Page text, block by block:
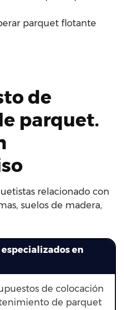
parquet flotante
de
parquet.
relacionado con
suelos de madera,
en
de colocación
de parquet